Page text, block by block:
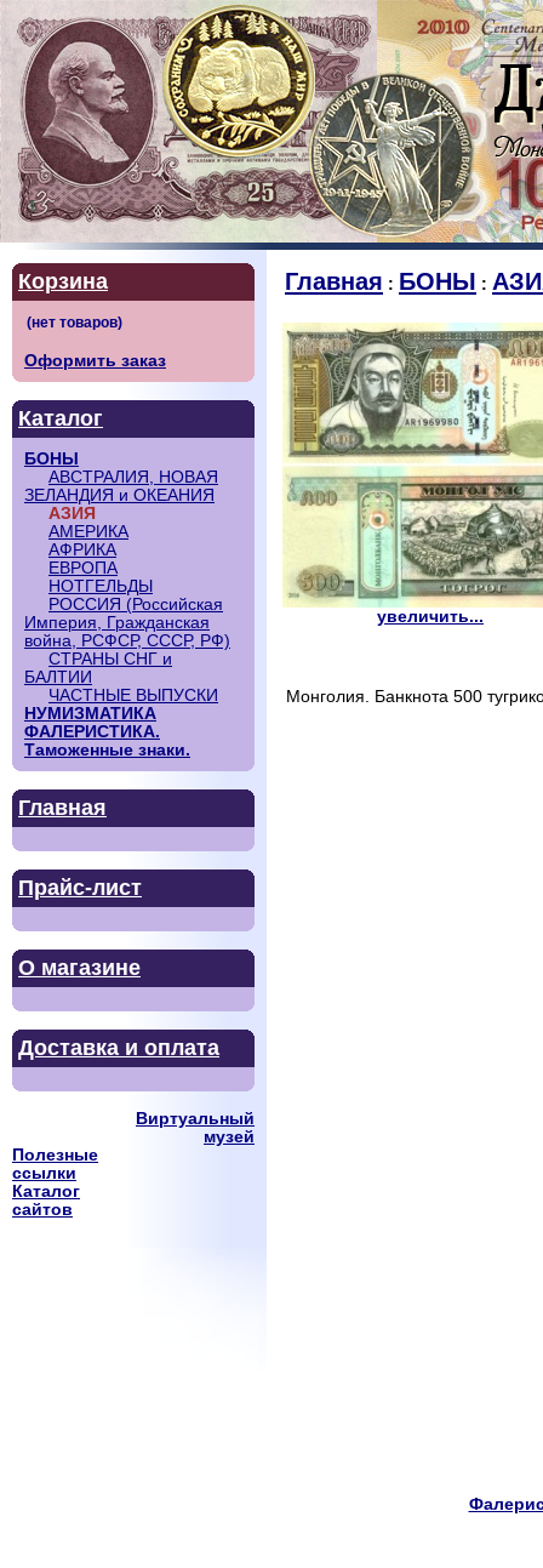
Корзина
Оформить заказ
Каталог
БОНЫ
АВСТРАЛИЯ, НОВАЯ
ЗЕЛАНДИЯ и ОКЕАНИЯ
АЗИЯ
АМЕРИКА
АФРИКА
ЕВРОПА
НОТГЕЛЬДЫ
РОССИЯ (Российская
Империя, Гражданская
война, РСФСР, СССР, РФ)
СТРАНЫ СНГ и
БАЛТИИ
ЧАСТНЫЕ ВЫПУСКИ
НУМИЗМАТИКА
ФАЛЕРИСТИКА.
Таможенные знаки.
Главная
Прайс-лист
О магазине
Доставка и оплата
Виртуальный
музей
Полезные
ссылки
Каталог
сайтов
Главная : БОНЫ :
увеличить...
Монголия. Банкнота 500